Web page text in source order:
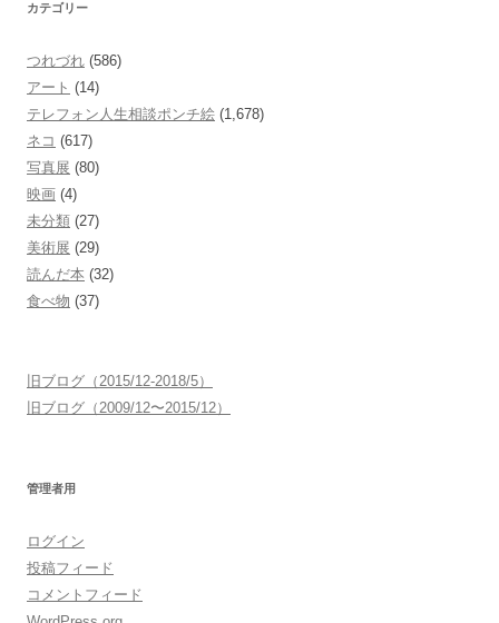
カテゴリー
つれづれ (586)
アート (14)
テレフォン人生相談ポンチ絵 (1,678)
ネコ (617)
写真展 (80)
映画 (4)
未分類 (27)
美術展 (29)
読んだ本 (32)
食べ物 (37)
旧ブログ（2015/12-2018/5）
旧ブログ（2009/12〜2015/12）
管理者用
ログイン
投稿フィード
コメントフィード